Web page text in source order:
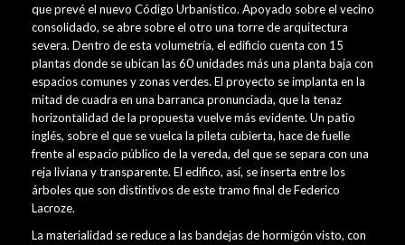
que prevé el nuevo Código Urbanístico. Apoyado sobre el vecino
consolidado, se abre sobre el otro una torre de arquitectura
severa. Dentro de esta volumetría, el edificio cuenta con 15
plantas donde se ubican las 60 unidades más una planta baja con
espacios comunes y zonas verdes. El proyecto se implanta en la
mitad de cuadra en una barranca pronunciada, que la tenaz
horizontalidad de la propuesta vuelve más evidente. Un patio
inglés, sobre el que se vuelca la pileta cubierta, hace de fuelle
frente al espacio público de la vereda, del que se separa con una
reja liviana y transparente. El edifico, así, se inserta entre los
árboles que son distintivos de este tramo final de Federico
Lacroze.
La materialidad se reduce a las bandejas de hormigón visto, con